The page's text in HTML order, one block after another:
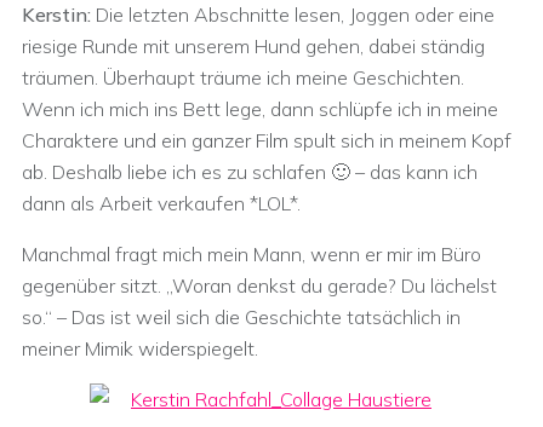
Kerstin: Die letzten Abschnitte lesen, Joggen oder eine
riesige Runde mit unserem Hund gehen, dabei ständig
träumen. Überhaupt träume ich meine Geschichten.
Wenn ich mich ins Bett lege, dann schlüpfe ich in meine
Charaktere und ein ganzer Film spult sich in meinem Kopf
ab. Deshalb liebe ich es zu schlafen 🙂 – das kann ich
dann als Arbeit verkaufen *LOL*.
Manchmal fragt mich mein Mann, wenn er mir im Büro
gegenüber sitzt. „Woran denkst du gerade? Du lächelst
so.“ – Das ist weil sich die Geschichte tatsächlich in
meiner Mimik widerspiegelt.